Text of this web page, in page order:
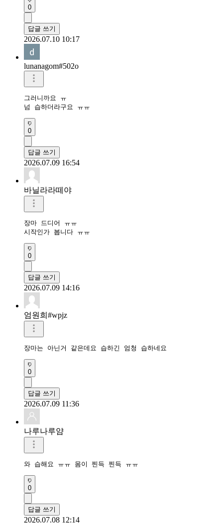
0
답글 쓰기
2026.07.10 10:17
lunanagom#502o
그러니까요 ㅠ
넘 습하더라구요 ㅠㅠ
0
답글 쓰기
2026.07.09 16:54
바닐라라떼야
장마 드디어 ㅠㅠ
시작인가 봅니다 ㅠㅠ
0
답글 쓰기
2026.07.09 14:16
엄원희#wpjz
장마는 아닌거 같은데요 습하긴 엄청 습하네요
0
답글 쓰기
2026.07.09 11:36
나루나루얌
와 습해요 ㅠㅠ 몸이 찐득 찐득 ㅠㅠ
0
답글 쓰기
2026.07.08 12:14